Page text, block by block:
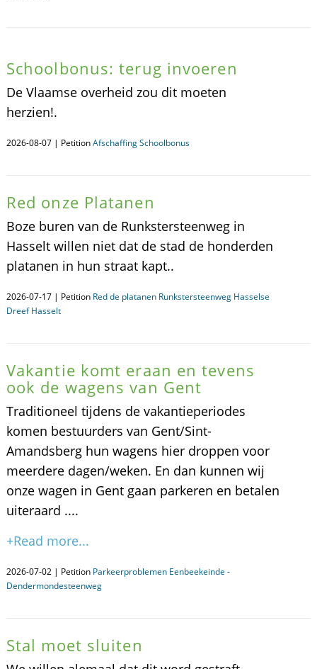
Schoolbonus: terug invoeren
De Vlaamse overheid zou dit moeten
herzien!.
2026-08-07 | PetitionAfschaffing Schoolbonus
Red onze Platanen
Boze buren van de Runkstersteenweg in
Hasselt willen niet dat de stad de honderden
platanen in hun straat kapt..
2026-07-17 | Petition Red de platanen Runkstersteenweg Hasselse
Dreef Hasselt
Vakantie komt eraan en tevens
ook de wagens van Gent
Traditioneel tijdens de vakantieperiodes
komen bestuurders van Gent/Sint-
Amandsberg hun wagens hier droppen voor
meerdere dagen/weken. En dan kunnen wij
onze wagen in Gent gaan parkeren en betalen
uiteraard ....
+Read more...
2026-07-02 | Petition Parkeerproblemen Eenbeekeinde -
Dendermondesteenweg
Stal moet sluiten